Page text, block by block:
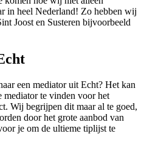
in heel Nederland! Zo hebben wij
Joost en Susteren bijvoorbeeld
een mediator uit Echt? Het kan
te vinden voor het
Wij begrijpen dit maar al te goed,
door het grote aanbod van
je om de ultieme tiplijst te